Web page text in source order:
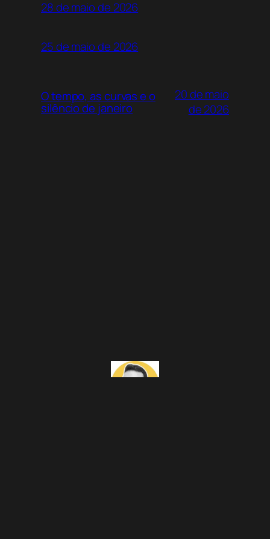
28 de maio de 2026
25 de maio de 2026
O tempo, as curvas e o
silêncio de janeiro
20 de maio
de 2026